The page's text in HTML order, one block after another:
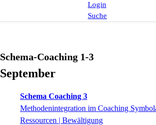
Login
Suche
Schema-Coaching 1-3
September
Schema Coaching 3
Methodenintegration im Coaching
Ressourcen | Bewältigung